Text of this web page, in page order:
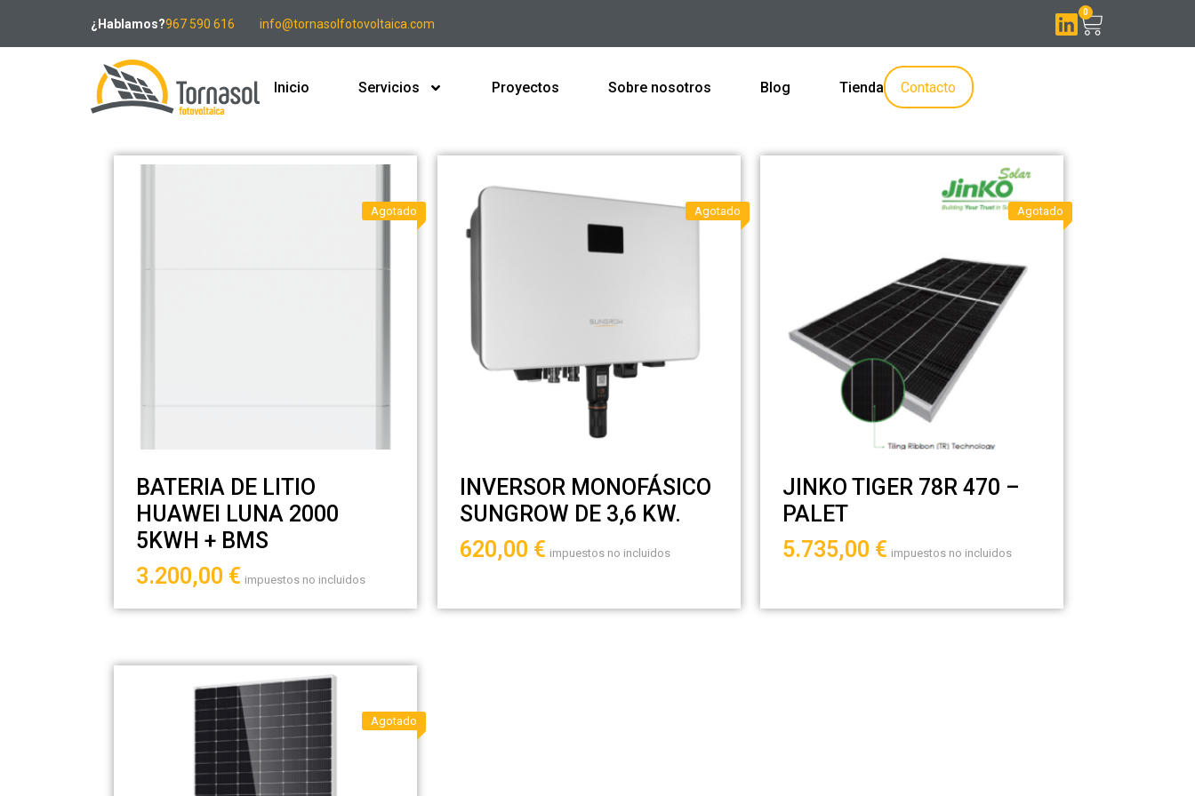
¿Hablamos?967 590 616 info@tornasolfotovoltaica.com
0
Inicio Servicios Proyectos Sobre nosotros Blog Tienda Contacto
Agotado
BATERIA DE LITIO
HUAWEI LUNA 2000
5KWH + BMS
3.200,00 € impuestos no incluidos
Agotado
INVERSOR MONOFÁSICO
SUNGROW DE 3,6 KW.
620,00 € impuestos no incluidos
Agotado
JINKO TIGER 78R 470 –
PALET
5.735,00 € impuestos no incluidos
Agotado